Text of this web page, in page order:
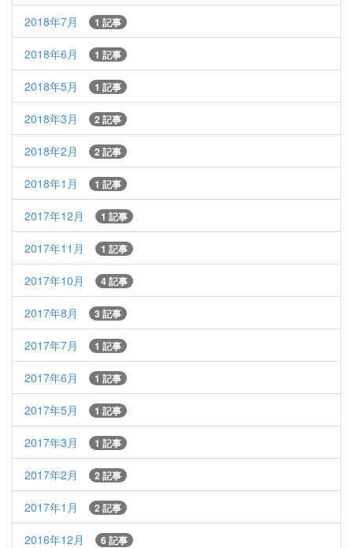
2018年7月 1 記事
2018年6月 1 記事
2018年5月 1 記事
2018年3月 2 記事
2018年2月 2 記事
2018年1月 1 記事
2017年12月 1 記事
2017年11月 1 記事
2017年10月 4 記事
2017年8月 3 記事
2017年7月 1 記事
2017年6月 1 記事
2017年5月 1 記事
2017年3月 1 記事
2017年2月 2 記事
2017年1月 2 記事
2016年12月 6 記事